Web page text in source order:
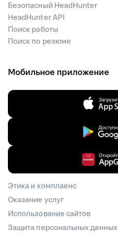
Безопасный HeadHunter
HeadHunter API
Поиск работы
Поиск по резюме
Мобильное приложение
Этика и комплаенс
Оказание услуг
Использование сайтов
Защита персональных данных